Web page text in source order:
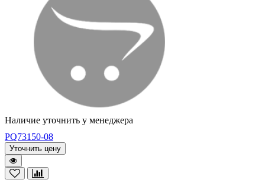
Наличие уточнить у менеджера
PQ73150-08
Уточнить цену